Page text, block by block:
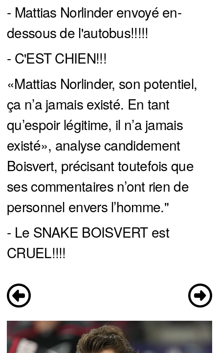
- Mattias Norlinder envoyé en-
dessous de l'autobus!!!!!
- C'EST CHIEN!!!
«Mattias Norlinder, son potentiel,
ça n’a jamais existé. En tant
qu’espoir légitime, il n’a jamais
existé», analyse candidement
Boisvert, précisant toutefois que
ses commentaires n’ont rien de
personnel envers l’homme."
- Le SNAKE BOISVERT est
CRUEL!!!!